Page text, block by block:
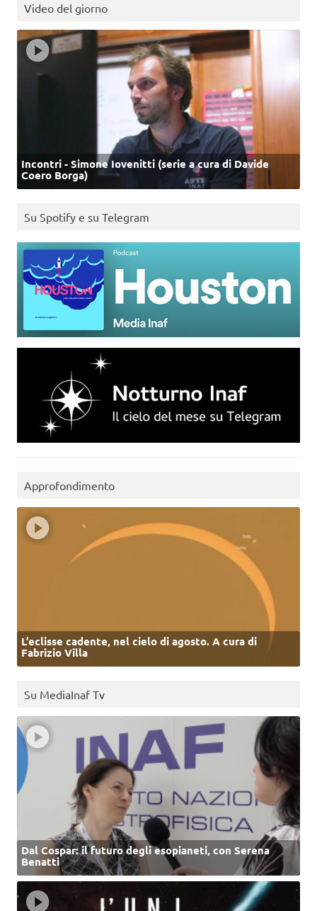
Video del giorno
Incontri - Simone Iovenitti (serie a cura di Davide
Coero Borga)
Su Spotify e su Telegram
Approfondimento
L’eclisse cadente, nel cielo di agosto. A cura di
Fabrizio Villa
Su MediaInaf Tv
Dal Cospar: il futuro degli esopianeti, con Serena
Benatti